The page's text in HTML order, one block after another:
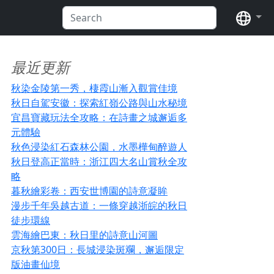
语
最近更新
秋染金陵第一秀，棲霞山漸入觀賞佳境
秋日自駕安徽：探索紅嶺公路與山水秘境
宜昌寶藏玩法全攻略：在詩畫之城邂逅多
元體驗
秋色浸染紅石森林公園，水墨樺甸醉遊人
秋日登高正當時：浙江四大名山賞秋全攻
略
暮秋繪彩卷：西安世博園的詩意凝眸
漫步千年吳越古道：一條穿越浙皖的秋日
徒步環線
雲海繪巴東：秋日里的詩意山河圖
京秋第300日：長城浸染斑斕，邂逅限定
版油畫仙境